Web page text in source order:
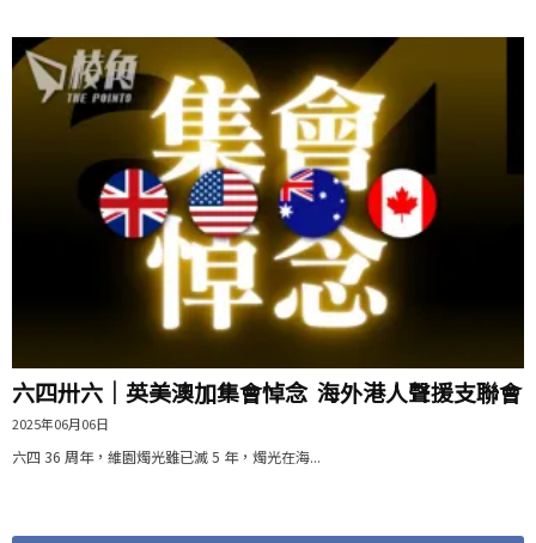
六四卅六｜英美澳加集會悼念 海外港人聲援支聯會
2025年06月06日
六四 36 周年，維園燭光雖已滅 5 年，燭光在海...